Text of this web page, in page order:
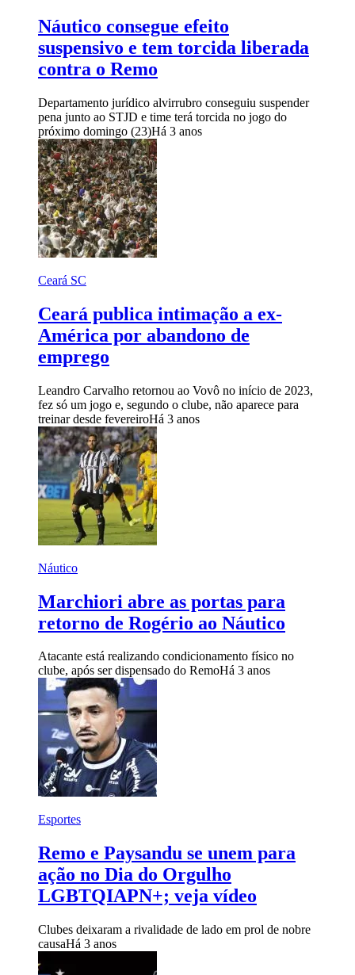
Náutico consegue efeito
suspensivo e tem torcida liberada
contra o Remo
Departamento jurídico alvirrubro conseguiu suspender
pena junto ao STJD e time terá torcida no jogo do
próximo domingo (23)Há 3 anos
Ceará SC
Ceará publica intimação a ex-
América por abandono de
emprego
Leandro Carvalho retornou ao Vovô no início de 2023,
fez só um jogo e, segundo o clube, não aparece para
treinar desde fevereiroHá 3 anos
Náutico
Marchiori abre as portas para
retorno de Rogério ao Náutico
Atacante está realizando condicionamento físico no
clube, após ser dispensado do RemoHá 3 anos
Esportes
Remo e Paysandu se unem para
ação no Dia do Orgulho
LGBTQIAPN+; veja vídeo
Clubes deixaram a rivalidade de lado em prol de nobre
causaHá 3 anos